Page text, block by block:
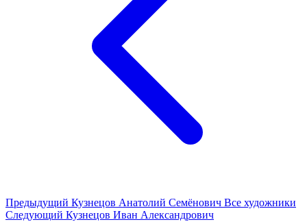
Предыдущий Кузнецов Анатолий Семёнович Все художники
Следующий Кузнецов Иван Александрович